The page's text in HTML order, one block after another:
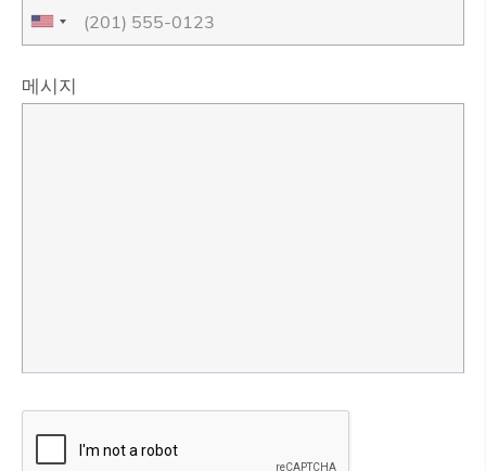
메시지